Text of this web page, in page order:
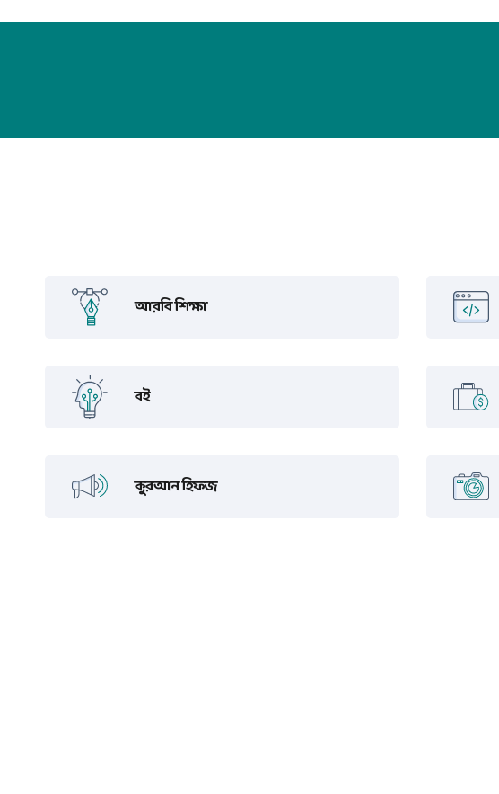
আরবি শিক্ষা
বই
কুরআন হিফজ